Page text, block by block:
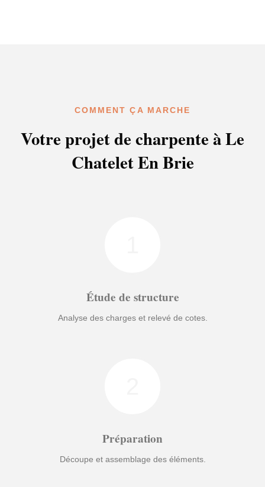
COMMENT ÇA MARCHE
Votre projet de charpente à Le
Chatelet En Brie
Étude de structure
Analyse des charges et relevé de cotes.
Préparation
Découpe et assemblage des éléments.